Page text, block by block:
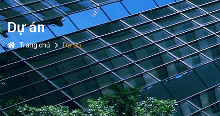
Dự án
Trang chủ Dự án